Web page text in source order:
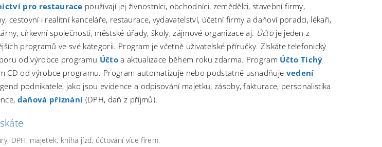
pro restaurace používají jej živnostníci, obchodníci, zemědělci, stavební firmy,
cestovní i realitní kanceláře, restaurace, vydavatelství, účetní firmy a daňoví poradci, lékaři,
církevní společnosti, městské úřady, školy, zájmové organizace aj. Účtoje jeden z
programů ve své kategorii. Program je včetně uživatelské příručky. Získáte telefonický
od výrobce programu Účtoa aktualizace během roku zdarma. Program Účto Tichý
CD od výrobce programu. Program automatizuje nebo podstatně usnadňuje vedení
podnikatele, jako jsou evidence a odpisování majetku, zásoby, fakturace, personalistika
daňová přiznání (DPH, daň z příjmů).
DPH, majetek, kniha jízd, účtování více firem.